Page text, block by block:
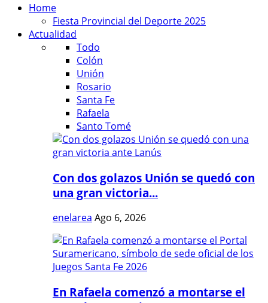
Home
Fiesta Provincial del Deporte 2025
Actualidad
Todo
Colón
Unión
Rosario
Santa Fe
Rafaela
Santo Tomé
Con dos golazos Unión se quedó con
una gran victoria...
enelarea Ago 6, 2026
En Rafaela comenzó a montarse el